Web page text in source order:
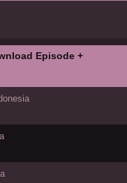
Episode +